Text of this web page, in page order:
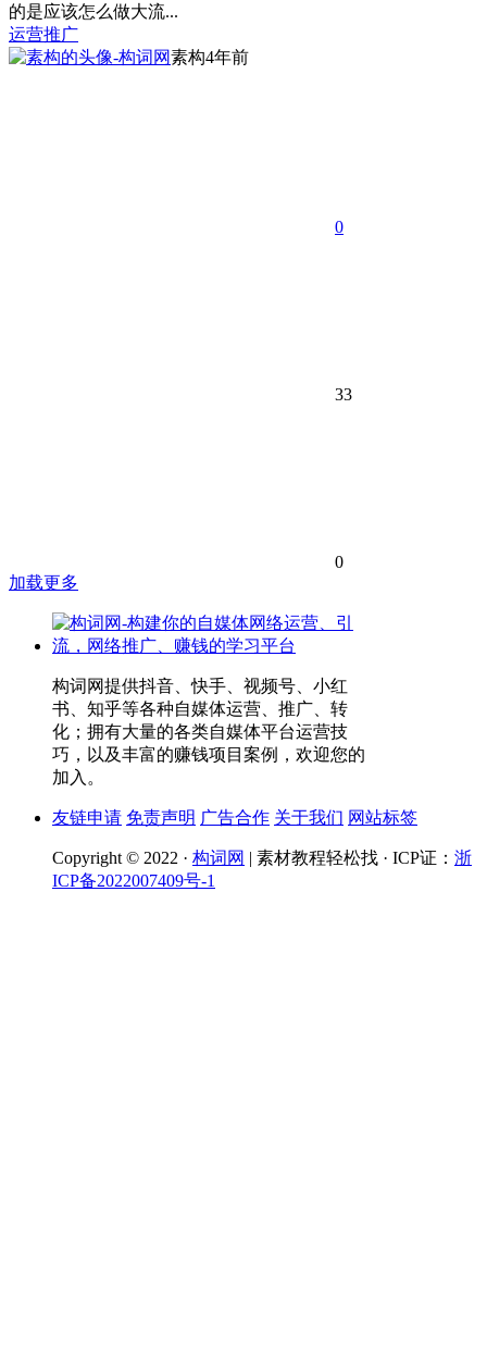
的是应该怎么做大流...
运营推广
素构4年前
0
33
0
加载更多
构词网提供抖音、快手、视频号、小红
书、知乎等各种自媒体运营、推广、转
化；拥有大量的各类自媒体平台运营技
巧，以及丰富的赚钱项目案例，欢迎您的
加入。
友链申请 免责声明 广告合作 关于我们 网站标签
Copyright © 2022 · 构词网 | 素材教程轻松找 · ICP证： 浙
ICP备2022007409号-1